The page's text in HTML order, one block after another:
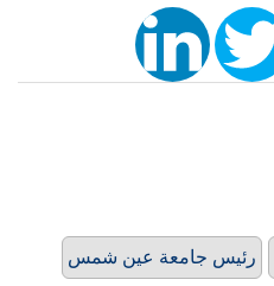
رئيس جامعة عين شمس